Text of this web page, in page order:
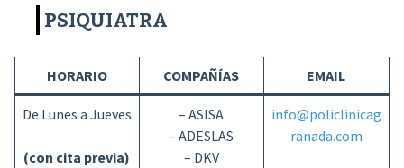
PSIQUIATRA
HORARIO COMPAÑÍAS EMAIL
De Lunes a Jueves
(con cita previa)
– ASISA
– ADESLAS
– DKV
info@policlinicag
ranada.com